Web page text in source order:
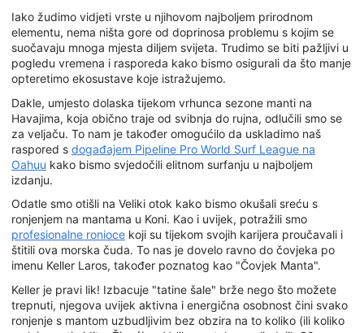
Iako žudimo vidjeti vrste u njihovom najboljem prirodnom
elementu, nema ništa gore od doprinosa problemu s kojim se
suočavaju mnoga mjesta diljem svijeta. Trudimo se biti pažljivi u
pogledu vremena i rasporeda kako bismo osigurali da što manje
opteretimo ekosustave koje istražujemo.
Dakle, umjesto dolaska tijekom vrhunca sezone manti na
Havajima, koja obično traje od svibnja do rujna, odlučili smo se
za veljaču. To nam je također omogućilo da uskladimo naš
raspored s događajem Pipeline Pro World Surf League na
Oahuu kako bismo svjedočili elitnom surfanju u najboljem
izdanju.
Odatle smo otišli na Veliki otok kako bismo okušali sreću s
ronjenjem na mantama u Koni. Kao i uvijek, potražili smo
profesionalne ronioce koji su tijekom svojih karijera proučavali i
štitili ova morska čuda. To nas je dovelo ravno do čovjeka po
imenu Keller Laros, također poznatog kao "Čovjek Manta".
Keller je pravi lik! Izbacuje "tatine šale" brže nego što možete
trepnuti, njegova uvijek aktivna i energična osobnost čini svako
ronjenje s mantom uzbudljivim bez obzira na to koliko (ili koliko